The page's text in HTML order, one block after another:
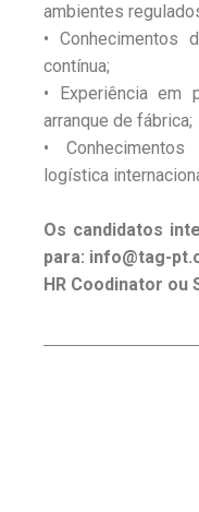
ambientes
• Conhecimentos
contínua;
• Experiência em
arranque de fábrica;
•
logística
Os candidatos
para: info@tag-
HR Coodinator ou